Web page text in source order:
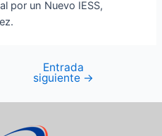
por un Nuevo IESS,
Entrada
siguiente →